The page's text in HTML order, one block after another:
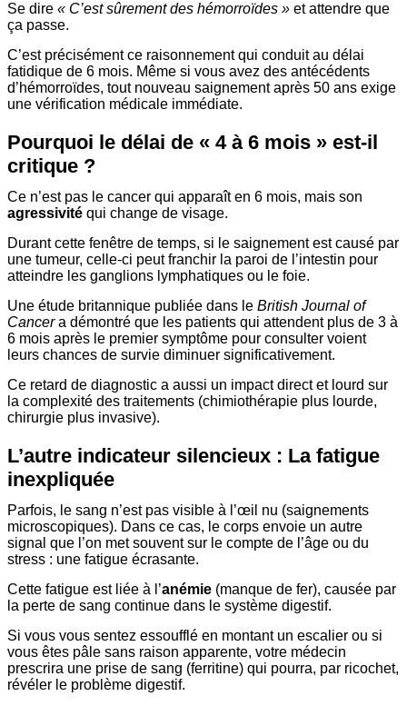
Se dire « C’est sûrement des hémorroïdes » et attendre que
ça passe.
C’est précisément ce raisonnement qui conduit au délai
fatidique de 6 mois. Même si vous avez des antécédents
d’hémorroïdes, tout nouveau saignement après 50 ans exige
une vérification médicale immédiate.
Pourquoi le délai de « 4 à 6 mois » est-il
critique ?
Ce n’est pas le cancer qui apparaît en 6 mois, mais son
agressivité qui change de visage.
Durant cette fenêtre de temps, si le saignement est causé par
une tumeur, celle-ci peut franchir la paroi de l’intestin pour
atteindre les ganglions lymphatiques ou le foie.
Une étude britannique publiée dans le British Journal of
Cancera démontré que les patients qui attendent plus de 3 à
6 mois après le premier symptôme pour consulter voient
leurs chances de survie diminuer significativement.
Ce retard de diagnostic a aussi un impact direct et lourd sur
la complexité des traitements (chimiothérapie plus lourde,
chirurgie plus invasive).
L’autre indicateur silencieux : La fatigue
inexpliquée
Parfois, le sang n’est pas visible à l’œil nu (saignements
microscopiques). Dans ce cas, le corps envoie un autre
signal que l’on met souvent sur le compte de l’âge ou du
stress : une fatigue écrasante.
Cette fatigue est liée à l’anémie (manque de fer), causée par
la perte de sang continue dans le système digestif.
Si vous vous sentez essoufflé en montant un escalier ou si
vous êtes pâle sans raison apparente, votre médecin
prescrira une prise de sang (ferritine) qui pourra, par ricochet,
révéler le problème digestif.